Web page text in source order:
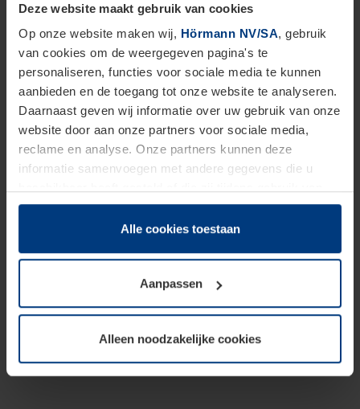
Deze website maakt gebruik van cookies
Op onze website maken wij, Hörmann NV/SA, gebruik
van cookies om de weergegeven pagina's te
personaliseren, functies voor sociale media te kunnen
aanbieden en de toegang tot onze website te analyseren.
Daarnaast geven wij informatie over uw gebruik van onze
website door aan onze partners voor sociale media,
reclame en analyse. Onze partners kunnen deze
informatie samenvoegen met andere gegevens die u
hun diensten hebben verzameld.
Juridisch hebben wij het recht om cookies op uw
van deze pagina's absoluut vereist is. Voor alle andere
soorten cookies is uw toestemming benodigd. Uw
toestemming kunt u op elk moment bij de uitleg van de
wijzigen of herroepen.
Alle cookies toestaan
Aanpassen
Alleen noodzakelijke cookies